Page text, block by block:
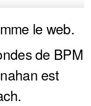
le web.
de BPM
est